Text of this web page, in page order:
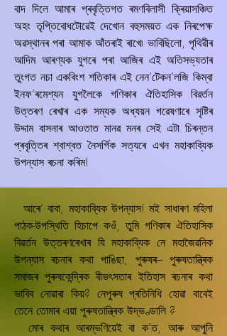
বাদ দিলে আমাৰ প্ৰবৃত্তিগত ৰমণবিলাসী ক্ৰিয়াসঞ্চিত
অহং তৃপ্তিবোধটোৱেই দেখোন বহুসময়ত এক নিৰপেক্ষ
অৱস্থানৰ পৰা আমাক আঁতৰাই ৰাখে৷ ভাবিছিলো, পৃথিৱীৰ
আদিম আৰণ্যক যুগৰে পৰা আজিৰ এই অতিসভ্যতাৰ
তুংগত নচা একবিংশ শতিকাৰ এই নেন’টেকন’লজি কিম্বা
ইনফ’ৰমেশ্যন যুগলৈকে গণিকাৰ ঐতিহাসিক বিৱৰ্তন
উত্তৰণ ৰেখাৰ এক সম্যক অধ্যয়ন গৱেষণাৰে সৃষ্টিৰ
উদ্দাম বাসনাৰ আওতাত মানৱ মনৰ সেই এটা চিৰন্তন
প্ৰবৃত্তিৰ শ্বাশ্বত নৈসৰ্গিক সত্যৰে এখন মহাকাবি্যক
উপন্যাস ৰচনা কৰিম!
আৰে’ বাবা, মহাকাব্যিক উপন্যাস! মই সাধাৰণ মহিলা
পাঠক-উপস্থিতি হিচাপে কওঁ, তুমি গণিকাৰ ঐতিহাসিক
বিৱৰ্তন উত্তৰণৰেখাৰ যি মহাকাব্যিক নে মহাজৈৱনিক
উপন্যাস ৰচনাৰ কথা পাঙিছা, পুৰুষৰ– পুৰুষতান্ত্ৰিক
সমাজৰ পুৰুষকেন্দ্ৰিক বীভৎসতাৰ ইতিহাস ৰচনাৰ কথা
ভাবিব নোৱাৰা কিয়? নেপুৰুষ প্ৰতিনিধি হোৱা বাবেই
তেনে তোমাৰ এয়া পুৰুষতান্ত্ৰিক উদ্ভণ্ডালি ?
মোৰ কথাৰ আৰম্ভণিয়েই বা ক’ত, আৰু আপুনি